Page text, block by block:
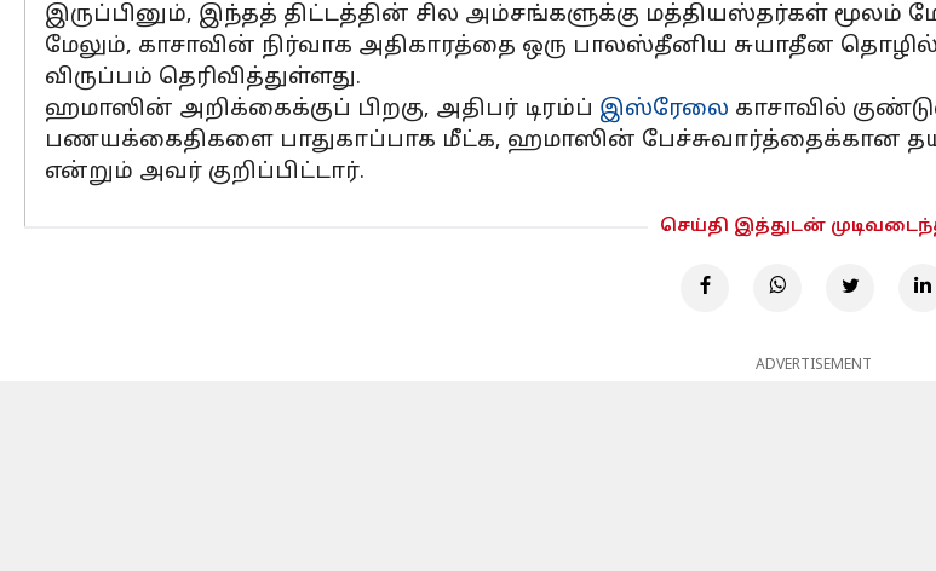
இருப்பினும், இந்தத் திட்டத்தின் சில அம்சங்களுக்கு மத்தியஸ்தர்கள் மூலம்
மேலும், காசாவின் நிர்வாக அதிகாரத்தை ஒரு பாலஸ்தீனிய சுயாதீன
விருப்பம் தெரிவித்துள்ளது.
ஹமாஸின் அறிக்கைக்குப் பிறகு, அதிபர் டிரம்ப் இஸ்ரேலை காசாவில்
பணயக்கைதிகளை பாதுகாப்பாக மீட்க, ஹமாஸின் பேச்சுவார்த்தைக்கான
என்றும் அவர் குறிப்பிட்டார்.
செய்தி இத்துடன்
ADVERTISEMENT